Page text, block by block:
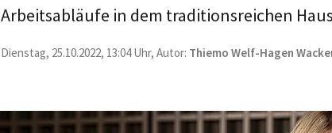
Arbeitsabläufe in dem traditionsreichen
Dienstag, 25.10.2022, 13:04 Uhr, Autor: Thiemo Welf-Hagen